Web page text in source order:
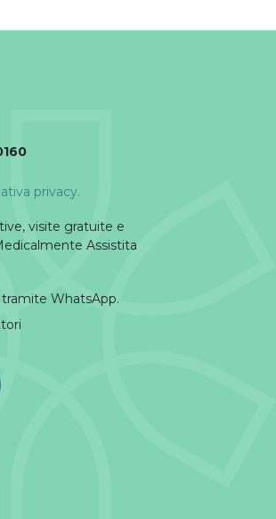
privacy.
visite gratuite e
Assistita
WhatsApp.